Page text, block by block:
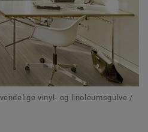
vinyl- og linoleumsgulve /